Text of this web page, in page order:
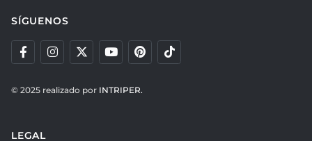
SÍGUENOS
© 2025 realizado por INTRIPER.
LEGAL